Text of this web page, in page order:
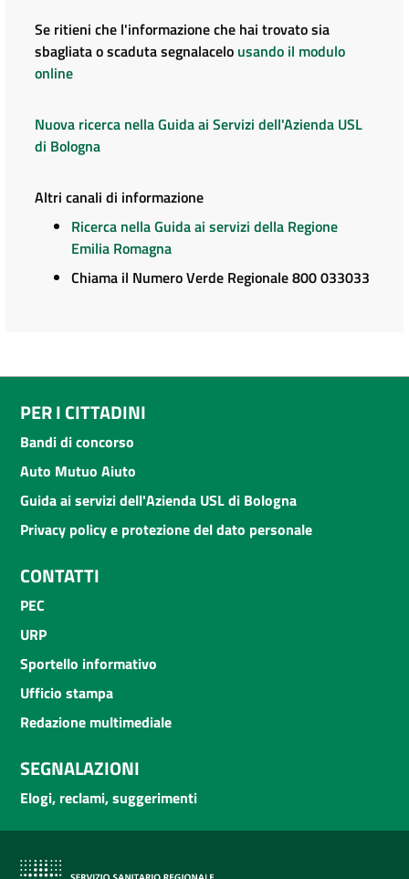
Se ritieni che l'informazione che hai trovato sia
sbagliata o scaduta segnalacelo usando il modulo
online
Nuova ricerca nella Guida ai Servizi dell'Azienda USL
di Bologna
Altri canali di informazione
Ricerca nella Guida ai servizi della Regione
Emilia Romagna
Chiama il Numero Verde Regionale 800 033033
PER I CITTADINI
Bandi di concorso
Auto Mutuo Aiuto
Guida ai servizi dell'Azienda USL di Bologna
Privacy policy e protezione del dato personale
CONTATTI
PEC
URP
Sportello informativo
Ufficio stampa
Redazione multimediale
SEGNALAZIONI
Elogi, reclami, suggerimenti